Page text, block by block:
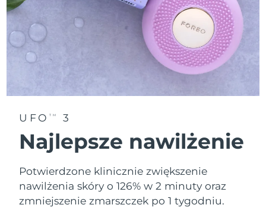
UFO TM 3
Najlepsze nawilżenie
Potwierdzone klinicznie zwiększenie
nawilżenia skóry o 126% w 2 minuty oraz
zmniejszenie zmarszczek po 1 tygodniu.
Tajlandia
Oczekiwany czas dostawy
8/15/26
Turcja
Oczekiwany czas dostawy
8/12/26
Wielka Brytania
Uzbekistan
Oczekiwany czas dostawy
8/16/26